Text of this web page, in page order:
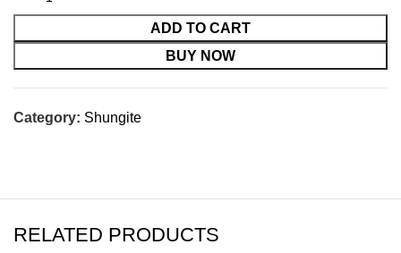
ADD TO CART
BUY NOW
Category: Shungite
RELATED PRODUCTS